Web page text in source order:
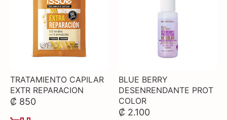
TRATAMIENTO CAPILAR
EXTR REPARACION
₡ 850
BLUE BERRY
DESENRENDANTE PROT
COLOR
₡ 2.100